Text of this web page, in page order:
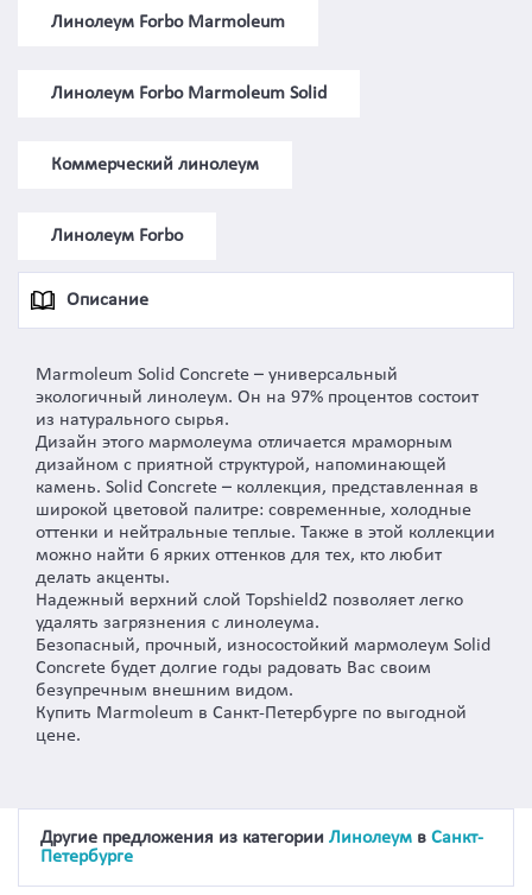
Линолеум Forbo Marmoleum
Линолеум Forbo Marmoleum Solid
Коммерческий линолеум
Линолеум Forbo
Описание
Marmoleum Solid Concrete – универсальный
экологичный линолеум. Он на 97% процентов состоит
из натурального сырья.
Дизайн этого мармолеума отличается мраморным
дизайном с приятной структурой, напоминающей
камень. Solid Concrete – коллекция, представленная в
широкой цветовой палитре: современные, холодные
оттенки и нейтральные теплые. Также в этой коллекции
можно найти 6 ярких оттенков для тех, кто любит
делать акценты.
Надежный верхний слой Topshield2 позволяет легко
удалять загрязнения с линолеума.
Безопасный, прочный, износостойкий мармолеум Solid
Concrete будет долгие годы радовать Вас своим
безупречным внешним видом.
Купить Marmoleum в Санкт-Петербурге по выгодной
цене.
Другие предложения из категории Линолеум в Санкт-
Петербурге